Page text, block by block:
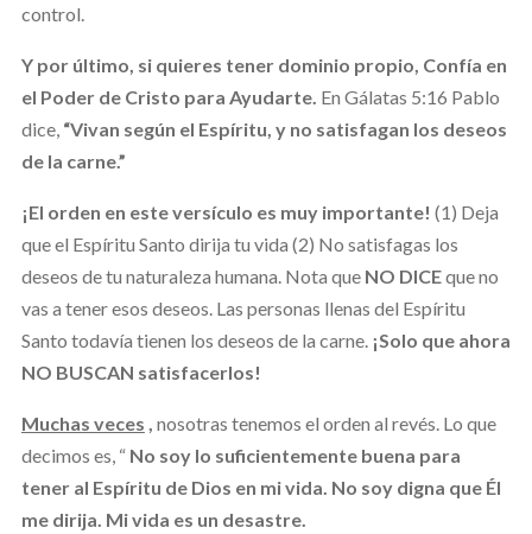
control.
Y por último, si quieres tener dominio propio, Confía en
el Poder de Cristo para Ayudarte. En Gálatas 5:16 Pablo
dice, “Vivan según el Espíritu, y no satisfagan los deseos
de la carne.”
¡El orden en este versículo es muy importante! (1) Deja
que el Espíritu Santo dirija tu vida (2) No satisfagas los
deseos de tu naturaleza humana. Nota que NO DICEque no
vas a tener esos deseos. Las personas llenas del Espíritu
Santo todavía tienen los deseos de la carne. ¡Solo que ahora
NO BUSCAN satisfacerlos!
Muchas veces nosotras tenemos el orden al revés. Lo que
decimos es, “ No soy lo suficientemente buena para
tener al Espíritu de Dios en mi vida. No soy digna que Él
me dirija. Mi vida es un desastre.